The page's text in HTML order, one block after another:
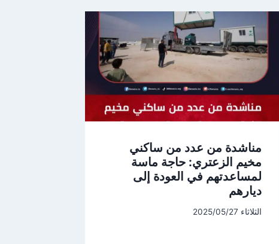
مناشدة من عدد من ساكني
مخيم الزعتري: حاجة ماسة
لمساعدتهم في العودة إلى
ديارهم
الثلاثاء 2025/05/27